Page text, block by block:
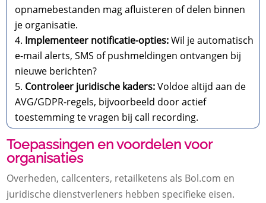
opnamebestanden mag afluisteren of delen binnen
je organisatie.
Implementeer notificatie-opties:Wil je automatisch
e-mail alerts, SMS of pushmeldingen ontvangen bij
nieuwe berichten?
Controleer juridische kaders:Voldoe altijd aan de
AVG/GDPR-regels, bijvoorbeeld door actief
toestemming te vragen bij call recording.
Toepassingen en voordelen voor
organisaties
Overheden, callcenters, retailketens als Bol.com en
juridische dienstverleners hebben specifieke eisen.